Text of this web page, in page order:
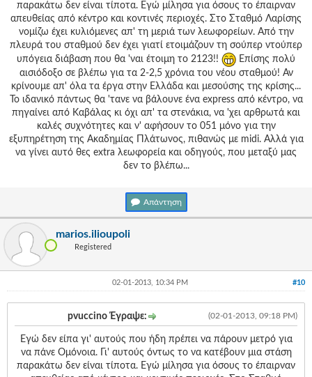
παρακάτω δεν είναι τίποτα. Εγώ μίλησα για όσους το έπαιρναν
απευθείας από κέντρο και κοντινές περιοχές. Στο Σταθμό Λαρίσης
νομίζω έχει κυλιόμενες απ' τη μεριά των λεωφορείων. Από την
πλευρά του σταθμού δεν έχει γιατί ετοιμάζουν τη σούπερ ντούπερ
υπόγεια διάβαση που θα 'ναι έτοιμη το 2123!!
Επίσης πολύ
αισιόδοξο σε βλέπω για τα 2-2,5 χρόνια του νέου σταθμού! Αν
κρίνουμε απ' όλα τα έργα στην Ελλάδα και μεσούσης της κρίσης...
Το ιδανικό πάντως θα 'τανε να βάλουνε ένα express από κέντρο, να
πηγαίνει από Καβάλας κι όχι απ' τα στενάκια, να 'χει αρθρωτά και
καλές συχνότητες και ν' αφήσουν το 051 μόνο για την
εξυπηρέτηση της Ακαδημίας Πλάτωνος, πιθανώς με midi. Αλλά για
να γίνει αυτό θες extra λεωφορεία και οδηγούς, που μεταξύ μας
δεν το βλέπω...
Απάντηση
marios.ilioupoli
Registered
#10
02-01-2013, 10:34 PM
(02-01-2013, 09:18 PM)
pvuccino Έγραψε:
Εγώ δεν είπα γι' αυτούς που ήδη πρέπει να πάρουν μετρό για
να πάνε Ομόνοια. Γι' αυτούς όντως το να κατέβουν μια στάση
παρακάτω δεν είναι τίποτα. Εγώ μίλησα για όσους το έπαιρναν